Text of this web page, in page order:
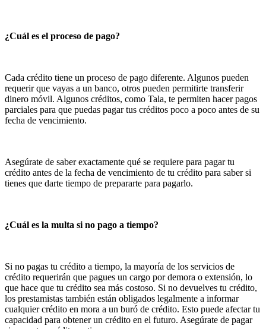
¿Cuál es el proceso de pago?
Cada crédito tiene un proceso de pago diferente. Algunos pueden
requerir que vayas a un banco, otros pueden permitirte transferir
dinero móvil. Algunos créditos, como Tala, te permiten hacer pagos
parciales para que puedas pagar tus créditos poco a poco antes de su
fecha de vencimiento.
Asegúrate de saber exactamente qué se requiere para pagar tu
crédito antes de la fecha de vencimiento de tu crédito para saber si
tienes que darte tiempo de prepararte para pagarlo.
¿Cuál es la multa si no pago a tiempo?
Si no pagas tu crédito a tiempo, la mayoría de los servicios de
crédito requerirán que pagues un cargo por demora o extensión, lo
que hace que tu crédito sea más costoso. Si no devuelves tu crédito,
los prestamistas también están obligados legalmente a informar
cualquier crédito en mora a un buró de crédito. Esto puede afectar tu
capacidad para obtener un crédito en el futuro. Asegúrate de pagar